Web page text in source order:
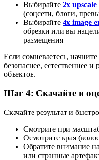
Выбирайте 2x upscale
(соцсети, блоги,
Выбирайте 4x image
обрезки или вы
размещения
Если сомневаетесь, начните
безопаснее, естественнее
объектов.
Шаг 4: Скачайте и
Скачайте результат и
Смотрите при
Осмотрите края
Обратите внимание
или странные